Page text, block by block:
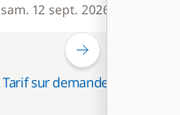
sam. 12 sept. 2026
Tarif sur demande